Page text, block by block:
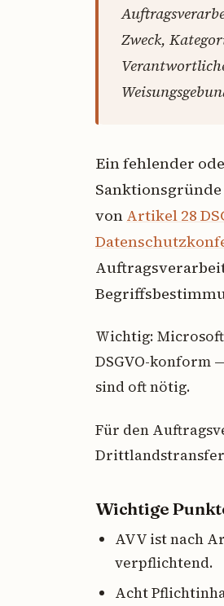
Zweck,
Ein fehlender
von Artikel 28
Wichtig:
DSGVO-konform
sind oft nötig.
Für den
Drittlandstransfer
Wichtige
AVV ist nach
verpflichtend.
Acht